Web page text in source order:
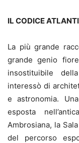
IL CODICE
La più grande
grande genio
insostituibile
interessò di
e astronomia.
esposta
Ambrosiana, la
del percorso